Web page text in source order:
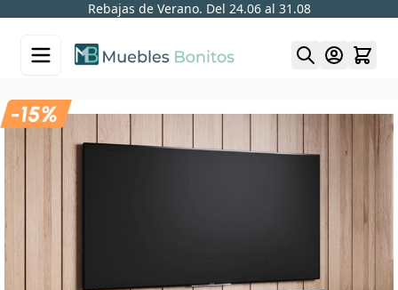
Rebajas de Verano. Del 24.06 al 31.08